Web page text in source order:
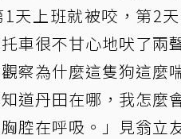
天上班就被咬，第2
車很不甘心地吠了兩
察為什麼這隻狗這麼
道丹田在哪，我怎麼
腔在呼吸。」見翁立